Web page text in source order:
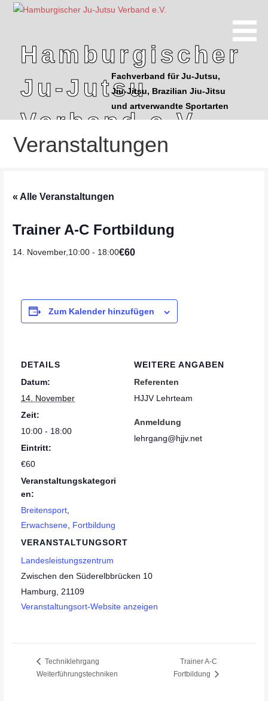
Hamburgischer
Ju-Jutsu
Verband e.V.
Fachverband für Ju-Jutsu,
Jiu-Jitsu, Brazilian Jiu-Jitsu
und artverwandte Sportarten
Veranstaltungen
« Alle Veranstaltungen
Trainer A-C Fortbildung
14. November,10:00- 18:00€60
Zum Kalender hinzufügen
DETAILS
Datum:
14. November
Zeit:
10:00 - 18:00
Eintritt:
€60
Veranstaltungskategori
en:
Breitensport
Erwachsene Fortbildung
VERANSTALTUNGSORT
Landesleistungszentrum
Zwischen den Süderelbbrücken 10
Hamburg
21109
Veranstaltungsort-Website anzeigen
WEITERE ANGABEN
Referenten
HJJV Lehrteam
Anmeldung
lehrgang@hjjv.net
Techniklehrgang
Weiterführungstechniken
Trainer A-C
Fortbildung